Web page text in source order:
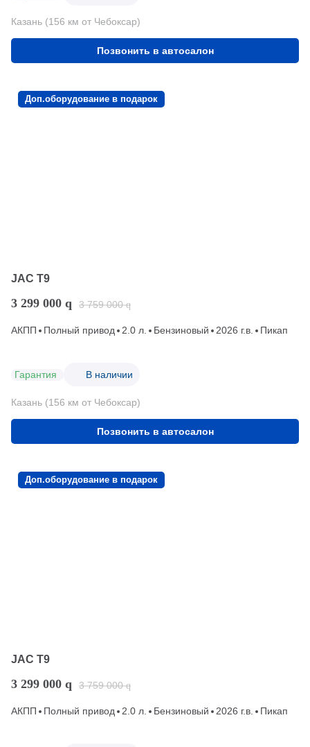
Казань (156 км от Чебоксар)
Позвонить в автосалон
Доп.оборудование в подарок
JAC T9
3 299 000 q 3 759 000 q
АКПП Полный привод 2.0 л. Бензиновый 2026 г.в. Пикап
Гарантия В наличии
Казань (156 км от Чебоксар)
Позвонить в автосалон
Доп.оборудование в подарок
JAC T9
3 299 000 q 3 759 000 q
АКПП Полный привод 2.0 л. Бензиновый 2026 г.в. Пикап